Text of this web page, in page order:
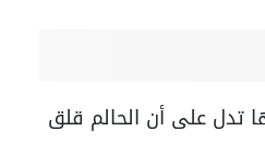
تدل على أن الحالم قلق